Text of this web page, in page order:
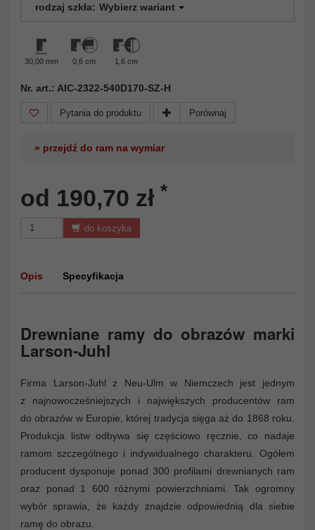
rodzaj szkła: Wybierz wariant
30,00 mm 0,6 cm 1,6 cm
Nr. art.: AIC-2322-540D170-SZ-H
Pytania do produktu Porównaj
» przejdź do ram na wymiar
od 190,70 zł *
do koszyka
Opis Specyfikacja
Drewniane ramy do obrazów marki
Larson-Juhl
Firma Larson-Juhl z Neu-Ulm w Niemczech jest jednym
z najnowocześniejszych i największych producentów ram
do obrazów w Europie, której tradycja sięga aż do 1868 roku.
Produkcja listw odbywa się częściowo ręcznie, co nadaje
ramom szczególnego i indywidualnego charakteru. Ogółem
producent dysponuje ponad 300 profilami drewnianych ram
oraz ponad 1 600 różnymi powierzchniami. Tak ogromny
wybór sprawia, że każdy znajdzie odpowiednią dla siebie
ramę do obrazu.